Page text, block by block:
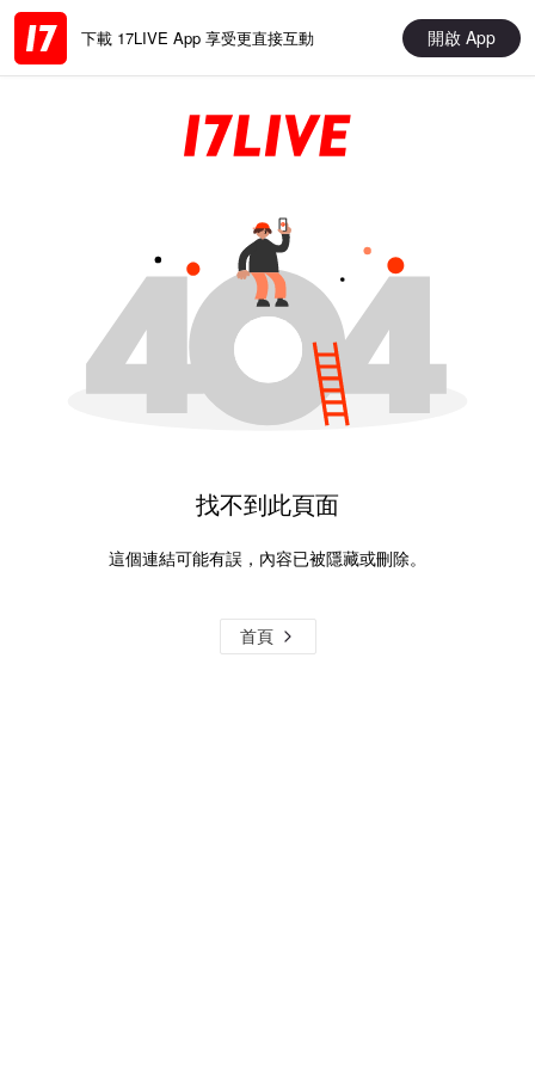
下載 17LIVE App 享受更直接互動 開啟 App
找不到此頁面
這個連結可能有誤，內容已被隱藏或刪除。
首頁